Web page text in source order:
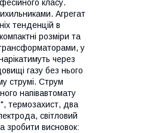
класу.
Агрегат
тенденцій в
розміри та
у
через
газу без нього
струмі. Струм
напівавтомату
термозахист, два
світловий
зробити висновок: